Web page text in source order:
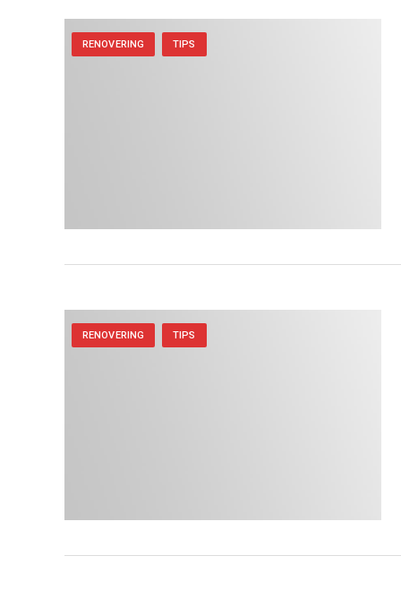
RENOVERING TIPS
RENOVERING TIPS